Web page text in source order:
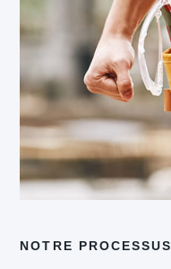
NOTRE PROCESSUS